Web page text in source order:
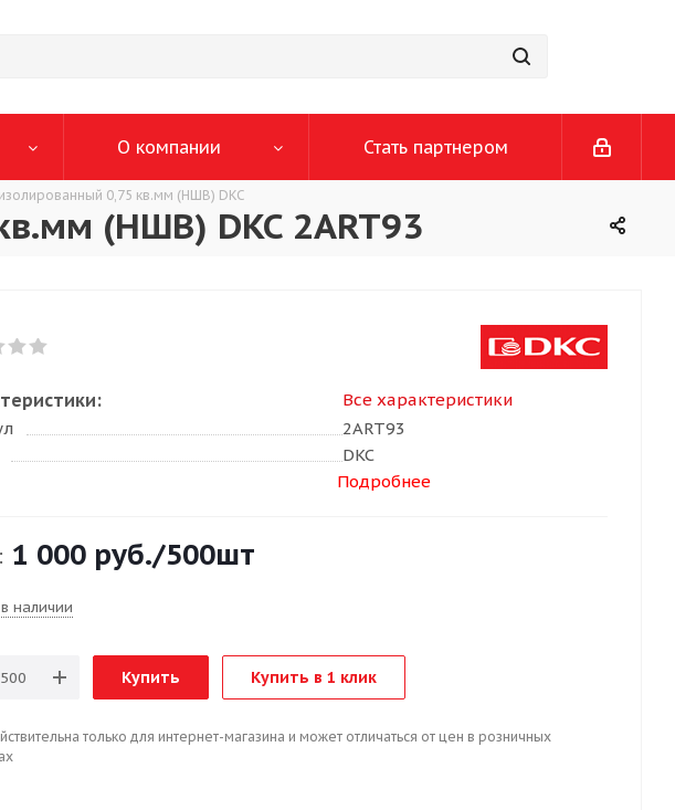
О компании Стать партнером
0,75 кв.мм (НШВ) DKC
(НШВ) DKC 2ART93
Все характеристики
2ART93
DKC
Подробнее
1 000 руб./500шт
наличии
Купить Купить в 1 клик
только для интернет-магазина и может отличаться от цен в розничных